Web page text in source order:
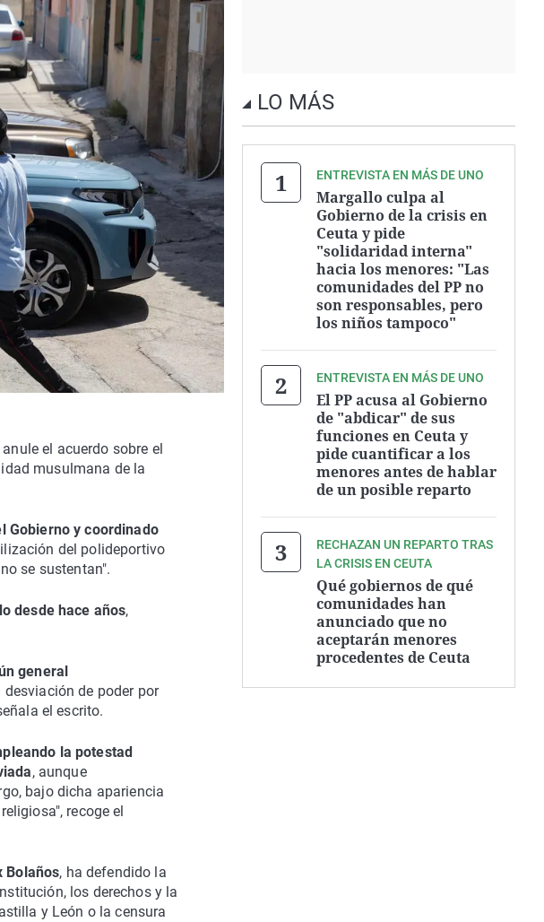
el acuerdo sobre el
musulmana de la
Gobierno y coordinado
del polideportivo
se sustentan".
desde hace años,
general
desviación de poder por
el escrito.
la potestad
, aunque
bajo dicha apariencia
recoge el
Bolaños, ha defendido la
los derechos y la
y León o la censura
LO MÁS
ENTREVISTA EN MÁS DE UNO
Margallo culpa al
Gobierno de la crisis en
Ceuta y pide
"solidaridad interna"
hacia los menores: "Las
comunidades del PP no
son responsables, pero
los niños tampoco"
ENTREVISTA EN MÁS DE UNO
El PP acusa al Gobierno
de "abdicar" de sus
funciones en Ceuta y
pide cuantificar a los
menores antes de hablar
de un posible reparto
RECHAZAN UN REPARTO TRAS
LA CRISIS EN CEUTA
Qué gobiernos de qué
comunidades han
anunciado que no
aceptarán menores
procedentes de Ceuta